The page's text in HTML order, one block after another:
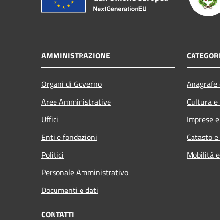
AMMINISTRAZIONE
Organi di Governo
Aree Amministrative
Uffici
Enti e fondazioni
Politici
Personale Amministrativo
Documenti e dati
Cultura
Imprese
Catasto
Mobilità
CONTATTI